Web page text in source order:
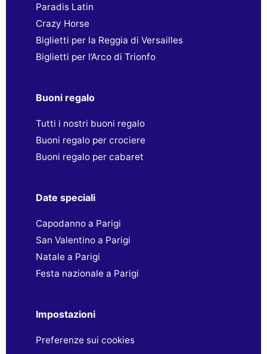
Paradis Latin
Crazy Horse
Biglietti per la Reggia di Versailles
Biglietti per l’Arco di Trionfo
Buoni regalo
Tutti i nostri buoni regalo
Buoni regalo per crociere
Buoni regalo per cabaret
Date speciali
Capodanno a Parigi
San Valentino a Parigi
Natale a Parigi
Festa nazionale a Parigi
Impostazioni
Preferenze sui cookies